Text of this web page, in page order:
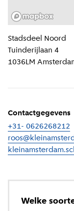
Stadsdeel
Noord
Tuinderijlaan 4
1036LM
Contactgegevens
+31- 0626268212
Welke